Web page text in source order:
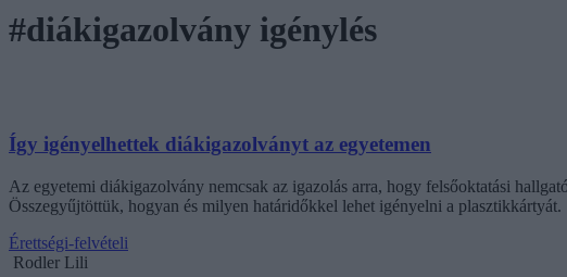
#diákigazolvány igénylés
Így igényelhettek diákigazolványt az egyetemen
Az egyetemi diákigazolvány nemcsak az igazolás arra, hogy felsőoktatási
Összegyűjtöttük, hogyan és milyen határidőkkel lehet igényelni a plasztikkártyát.
Érettségi-felvételi
Rodler Lili